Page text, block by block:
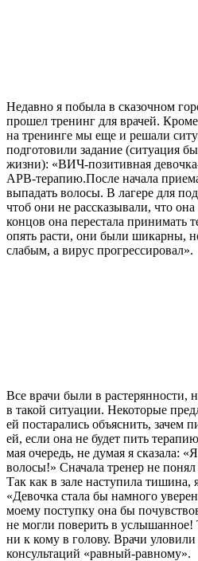
Недавно я побыла в сказочном
прошел тренинг для врачей.
на тренинге мы еще и решали
подготовили задание (ситуация
жизни): «ВИЧ-позитивная
АРВ-терапию.После начала
выпадать волосы. В лагере для
чтоб они не рассказывали, что
концов она перестала принимать
опять расти, они были шикарны,
слабым, а вирус прогрессировал».
Все врачи были в растерянности,
в такой ситуации. Некоторые
ей постарались объяснить, зачем
ей, если она не будет пить
мая очередь, не думая я сказала:
волосы!» Сначала тренер не
Так как в зале наступила тишина,
«Девочка стала бы намного
моему поступку она бы
не могли поверить в услышанное!
ни к кому в голову. Врачи
консультаций «равный-равному».